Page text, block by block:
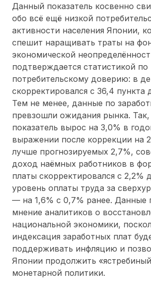
Данный показатель косвенно
обо всё ещё низкой
активности населения Японии,
спешит наращивать траты на
экономической
подтверждается статистикой по
потребительскому доверию: в
скорректировался с 36,4 пункта
Тем не менее, данные по
превзошли ожидания рынка.
показатель вырос на 3,0% в
выражении после коррекции на
лучше прогнозируемых 2,7%,
доход наёмных работников в
платы скорректировался с 2,2%
уровень оплаты труда за
— на 1,6% с 0,7% ранее. Данные
мнение аналитиков о
национальной экономики,
индексация заработных плат
поддерживать инфляцию и
Японии продолжить
монетарной политики.